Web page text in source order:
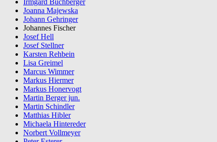
Joanna Majewska
Johann Gehringer
Johannes Fischer
Josef Hell
Josef Stellner
Karsten Rehbein
Lisa Greimel
Marcus Wimmer
Markus Hiermer
Markus Honervogt
Martin Berger jun.
Martin Schindler
Matthias Hibler
Michaela Hintereder
Norbert Vollmeyer